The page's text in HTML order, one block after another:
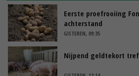
Eerste proefrooiing
achterstand
GISTEREN, 09:35
Nijpend geldtekort